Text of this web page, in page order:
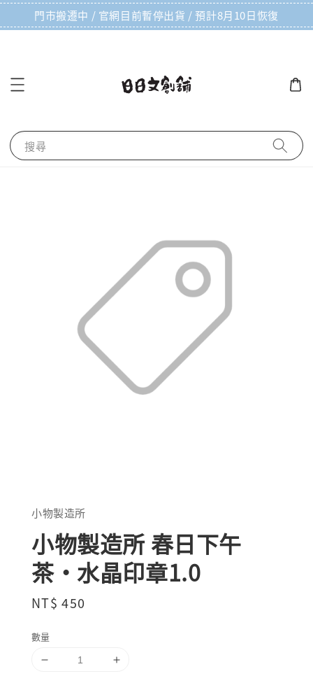
門市搬遷中 / 官網目前暫停出貨 / 預計8月10日恢復
搜尋
小物製造所
小物製造所 春日下午
茶・水晶印章1.0
Regular
NT$ 450
數量